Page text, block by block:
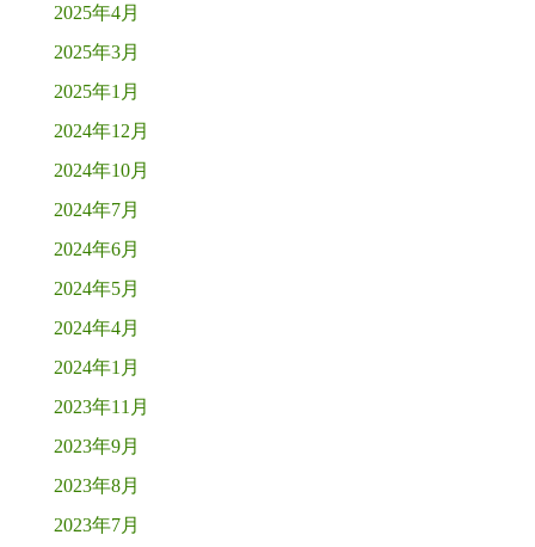
2025年4月
2025年3月
2025年1月
2024年12月
2024年10月
2024年7月
2024年6月
2024年5月
2024年4月
2024年1月
2023年11月
2023年9月
2023年8月
2023年7月